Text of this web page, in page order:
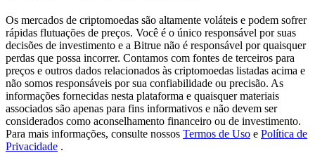
USDT New User Exclusive 10% APR
USDT Flexible Staking | Daily Rewards
BTC New User Exclusive: 6.5% APR
BTC Flexible Staking | Daily Rewards
Os mercados de criptomoedas são altamente voláteis e podem sofrer
rápidas flutuações de preços. Você é o único responsável por suas
decisões de investimento e a Bitrue não é responsável por quaisquer
perdas que possa incorrer. Contamos com fontes de terceiros para
preços e outros dados relacionados às criptomoedas listadas acima e
não somos responsáveis por sua confiabilidade ou precisão. As
informações fornecidas nesta plataforma e quaisquer materiais
associados são apenas para fins informativos e não devem ser
considerados como aconselhamento financeiro ou de investimento.
Para mais informações, consulte nossos Termos de Uso e Política de
Privacidade .